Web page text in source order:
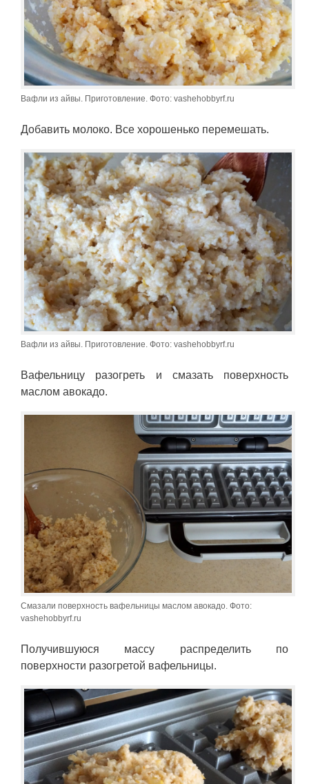
Вафли из айвы. Приготовление. Фото: vashehobbyrf.ru
Добавить молоко. Все хорошенько перемешать.
Вафли из айвы. Приготовление. Фото: vashehobbyrf.ru
Вафельницу разогреть и смазать поверхность
маслом авокадо.
Смазали поверхность вафельницы маслом авокадо. Фото:
vashehobbyrf.ru
Получившуюся массу распределить по
поверхности разогретой вафельницы.